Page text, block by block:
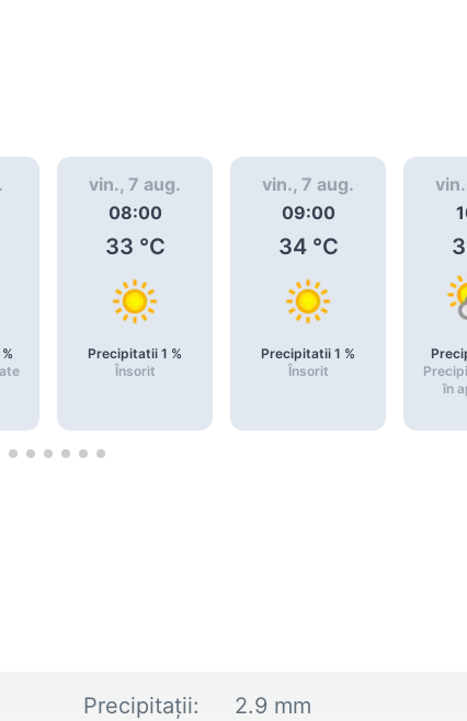
%
vin., 7 aug.
08:00
33 °C
Precipitatii 1 %
Însorit
vin., 7 aug.
09:00
34°C
Precipitatii 1 %
Însorit
în
Precipitații: 2.9 mm